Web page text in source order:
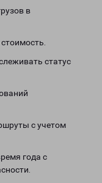
в
статус
с учетом
года с